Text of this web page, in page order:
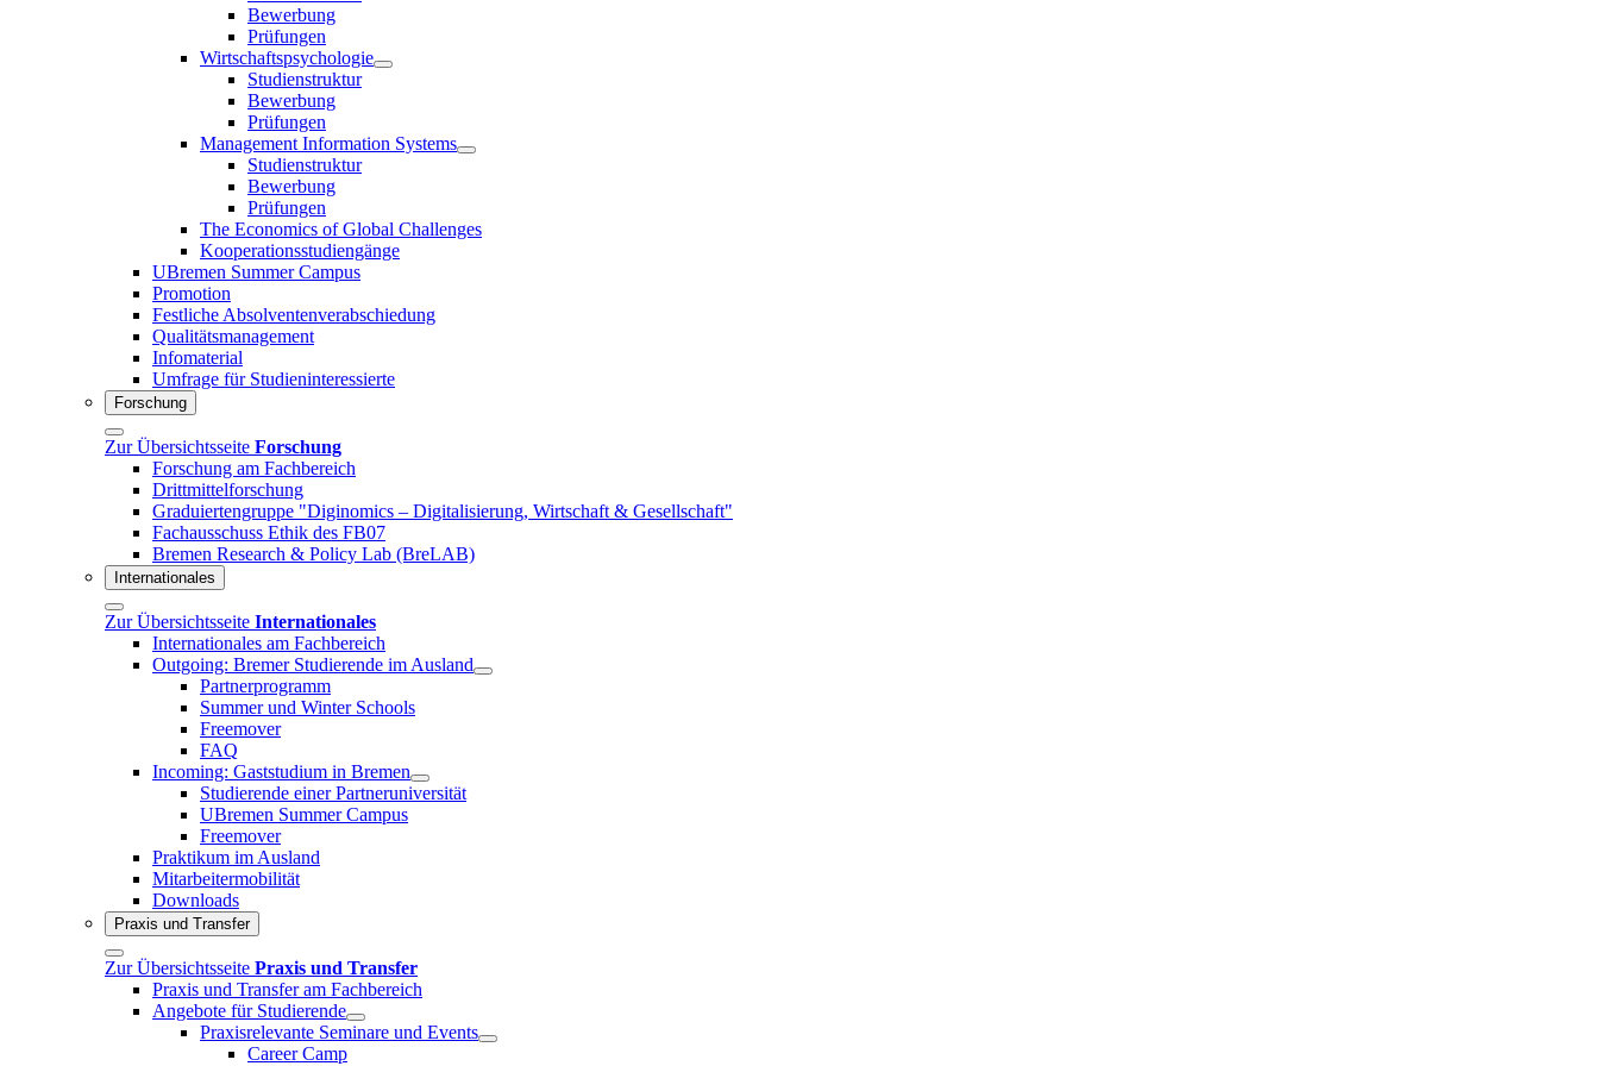
Bewerbung
Prüfungen
Wirtschaftspsychologie
Studienstruktur
Bewerbung
Prüfungen
Management Information Systems
Studienstruktur
Bewerbung
Prüfungen
The Economics of Global Challenges
Kooperationsstudiengänge
UBremen Summer Campus
Promotion
Festliche Absolventenverabschiedung
Qualitätsmanagement
Infomaterial
Umfrage für Studieninteressierte
Forschung
Zur Übersichtsseite Forschung
Forschung am Fachbereich
Drittmittelforschung
Graduiertengruppe "Diginomics – Digitalisierung, Wirtschaft & Gesellschaft"
Fachausschuss Ethik des FB07
Bremen Research & Policy Lab (BreLAB)
Internationales
Zur Übersichtsseite Internationales
Internationales am Fachbereich
Outgoing: Bremer Studierende im Ausland
Partnerprogramm
Summer und Winter Schools
Freemover
FAQ
Incoming: Gaststudium in Bremen
Studierende einer Partneruniversität
UBremen Summer Campus
Freemover
Praktikum im Ausland
Mitarbeitermobilität
Downloads
Praxis und Transfer
Zur Übersichtsseite Praxis und Transfer
Praxis und Transfer am Fachbereich
Angebote für Studierende
Praxisrelevante Seminare und Events
Career Camp